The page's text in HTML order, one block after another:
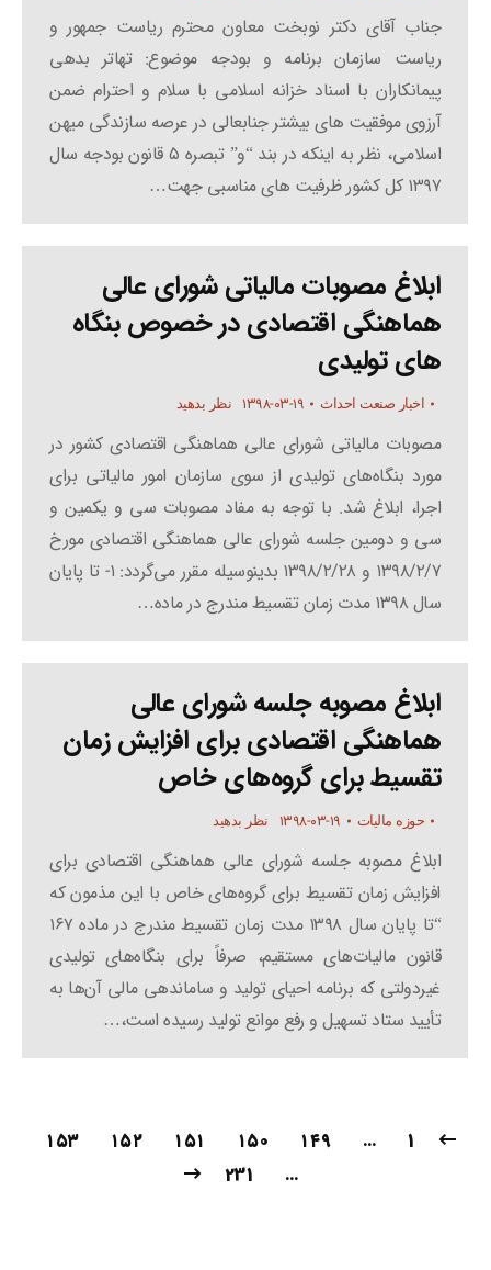
جناب آقای دکتر نوبخت معاون محترم ریاست جمهور و
ریاست سازمان برنامه و بودجه موضوع: تهاتر بدهی
پیمانکاران با اسناد خزانه اسلامی با سلام و احترام ضمن
آرزوی موفقیت های بیشتر جنابعالی در عرصه سازندگی میهن
اسلامی، نظر به اینکه در بند “و” تبصره ۵ قانون بودجه سال
۱۳۹۷ کل کشور ظرفیت های مناسبی جهت…
ابلاغ مصوبات مالیاتی شورای عالی
هماهنگی اقتصادی در خصوص بنگاه
های تولیدی
اخبار صنعت احداث ۱۳۹۸-۰۳-۱۹ نظر بدهید
مصوبات مالیاتی شورای عالی هماهنگی اقتصادی کشور در
مورد بنگاه‌های تولیدی از سوی سازمان امور مالیاتی برای
اجرا، ابلاغ شد. با توجه به مفاد مصوبات سی و یکمین و
سی و دومین جلسه شورای عالی هماهنگی اقتصادی مورخ
۱۳۹۸/۲/۷ و ۱۳۹۸/۲/۲۸ بدینوسیله مقرر می‌گردد: ۱- تا پایان
سال ۱۳۹۸ مدت زمان تقسیط مندرج در ماده…
ابلاغ مصوبه جلسه شورای عالی
هماهنگی اقتصادی برای افزایش زمان
تقسیط برای گروه‌های خاص
حوزه مالیات ۱۳۹۸-۰۳-۱۹ نظر بدهید
ابلاغ مصوبه جلسه شورای عالی هماهنگی اقتصادی برای
افزایش زمان تقسیط برای گروه‌های خاص با این مذمون که
“تا پایان سال ۱۳۹۸ مدت زمان تقسیط مندرج در ماده ۱۶۷
قانون مالیات‌های مستقیم، صرفاً برای بنگاه‌های تولیدی
غیردولتی که برنامه احیای تولید و ساماندهی مالی آن‌ها به
تأیید ستاد تسهیل و رفع موانع تولید رسیده است،…
1
… ۱۴۹ ۱۵۰ ۱۵۱ ۱۵۲
۱۵۳
…
231